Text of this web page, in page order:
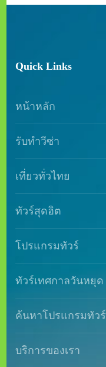
Quick Links
หน้าหลัก
รับทำวีซ่า
เที่ยวทั่วไทย
ทัวร์สุดฮิต
โปรแกรมทัวร์
ทัวร์เทศกาลวันหยุด
ค้นหาโปรแกรมทัวร์
บริการของเรา